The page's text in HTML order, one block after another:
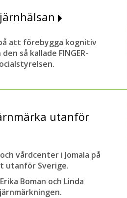
att förebygga kognitiv
så kallade FINGER-
utanför
vårdcenter i Jomala på
utanför Sverige.
Boman och Linda